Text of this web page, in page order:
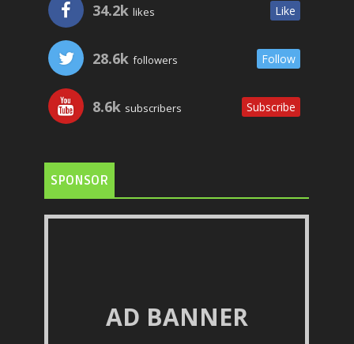
34.2k likes Like
28.6k followers Follow
8.6k subscribers Subscribe
SPONSOR
AD BANNER